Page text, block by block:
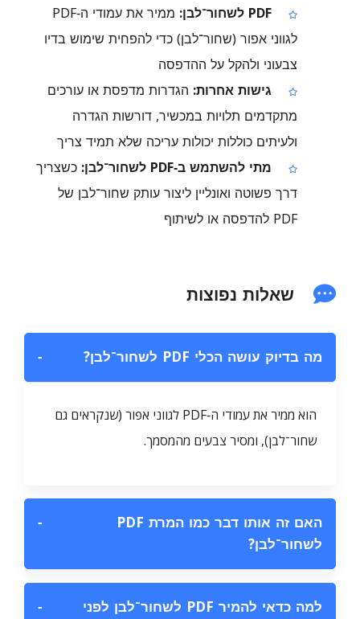
PDF לשחור־לבן:
ממיר את עמודי ה‑PDF
לגווני אפור (שחור־לבן) כדי להפחית שימוש בדיו
צבעוני ולהקל על ההדפסה
גישות אחרות: הגדרות מדפסת או עורכים
מתקדמים תלויות במכשיר, דורשות הגדרה
ולעיתים כוללות יכולות עריכה שלא תמיד צריך
מתי להשתמש ב‑PDF לשחור־לבן:
כשצריך
דרך פשוטה ואונליין ליצור עותק שחור־לבן של
PDF להדפסה או לשיתוף
שאלות נפוצות
מה בדיוק עושה הכלי PDF לשחור־לבן? −
הוא ממיר את עמודי ה‑PDF לגווני אפור (שנקראים גם
שחור־לבן), ומסיר צבעים מהמסמך.
האם זה אותו דבר כמו המרת PDF
לשחור־לבן?
−
למה כדאי להמיר PDF לשחור־לבן לפני
−